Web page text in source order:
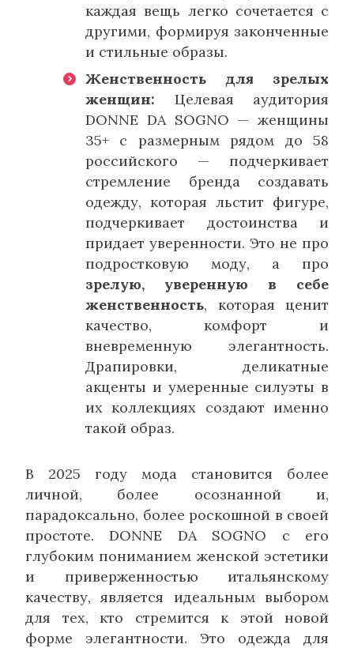
каждая вещь легко сочетается с
другими, формируя законченные
и стильные образы.
Женственность для зрелых
женщин: Целевая аудитория
DONNE DA SOGNO — женщины
35+ с размерным рядом до 58
российского — подчеркивает
стремление бренда создавать
одежду, которая льстит фигуре,
подчеркивает достоинства и
придает уверенности. Это не про
подростковую моду, а про
зрелую, уверенную в себе
женственность, которая ценит
качество, комфорт и
вневременную элегантность.
Драпировки, деликатные
акценты и умеренные силуэты в
их коллекциях создают именно
такой образ.
В 2025 году мода становится более
личной, более осознанной и,
парадоксально, более роскошной в своей
простоте. DONNE DA SOGNO с его
глубоким пониманием женской эстетики
и приверженностью итальянскому
качеству, является идеальным выбором
для тех, кто стремится к этой новой
форме элегантности. Это одежда для